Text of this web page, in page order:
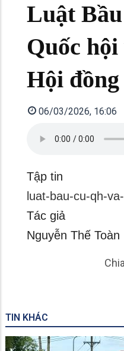
Luật
Quốc
Hội
06/03/2026, 16:06
Tập tin
luat-bau-cu-qh-
Tác giả
Nguyễn Thế Toàn
TIN KHÁC